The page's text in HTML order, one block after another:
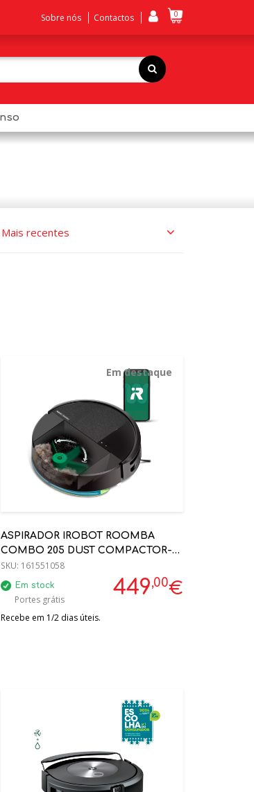
Sobre nós Contactos 0
Em destaque
ASPIRADOR IROBOT ROOMBA
COMBO 205 DUST COMPACTOR-
IRL121040
449,00€
SKU: 161551058
Em stock
Portes grátis
Recebe em 1/2 dias úteis.